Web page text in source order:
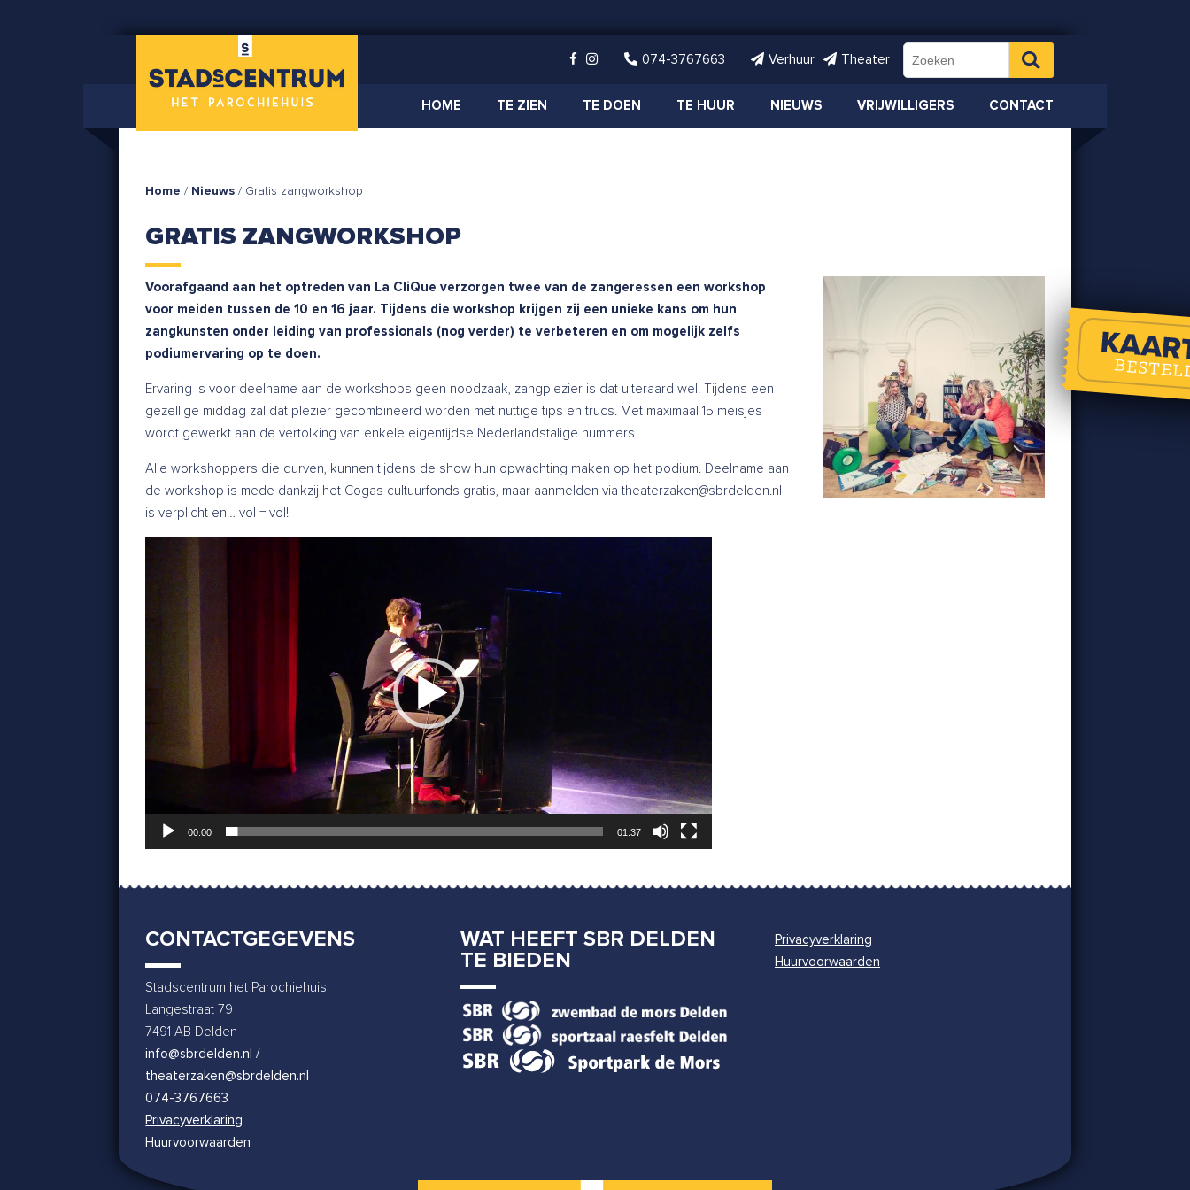
074-3767663 Verhuur Theater
HOME TE ZIEN TE DOEN TE HUUR NIEUWS VRIJWILLIGERS CONTACT
Home / Nieuws / Gratis zangworkshop
GRATIS ZANGWORKSHOP
Voorafgaand aan het optreden van La CliQue verzorgen twee van de zangeressen een workshop
voor meiden tussen de 10 en 16 jaar. Tijdens die workshop krijgen zij een unieke kans om hun
zangkunsten onder leiding van professionals (nog verder) te verbeteren en om mogelijk zelfs
podiumervaring op te doen.
Ervaring is voor deelname aan de workshops geen noodzaak, zangplezier is dat uiteraard wel. Tijdens een
gezellige middag zal dat plezier gecombineerd worden met nuttige tips en trucs. Met maximaal 15 meisjes
wordt gewerkt aan de vertolking van enkele eigentijdse Nederlandstalige nummers.
Alle workshoppers die durven, kunnen tijdens de show hun opwachting maken op het podium. Deelname aan
de workshop is mede dankzij het Cogas cultuurfonds gratis, maar aanmelden via theaterzaken@sbrdelden.nl
is verplicht en… vol = vol!
Videospeler
00:00 01:37
CONTACTGEGEVENS
Stadscentrum het Parochiehuis
Langestraat 79
7491 AB Delden
info@sbrdelden.nl /
theaterzaken@sbrdelden.nl
074-3767663
Privacyverklaring
Huurvoorwaarden
WAT HEEFT SBR DELDEN
TE BIEDEN
Privacyverklaring
Huurvoorwaarden